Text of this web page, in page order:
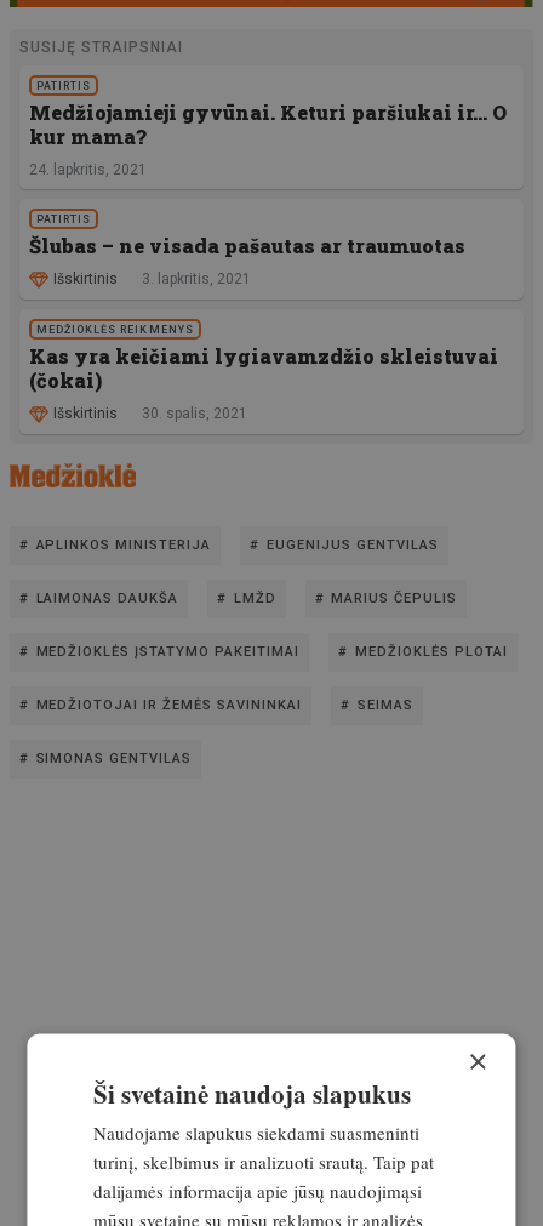
SUSIJĘ STRAIPSNIAI
PATIRTIS
Medžiojamieji gyvūnai. Keturi paršiukai ir… O
kur mama?
24. lapkritis, 2021
PATIRTIS
Šlubas – ne visada pašautas ar traumuotas
Išskirtinis 3. lapkritis, 2021
MEDŽIOKLĖS REIKMENYS
Kas yra keičiami lygiavamzdžio skleistuvai
(čokai)
Išskirtinis 30. spalis, 2021
APLINKOS MINISTERIJA EUGENIJUS GENTVILAS
LAIMONAS DAUKŠA LMŽD MARIUS ČEPULIS
MEDŽIOKLĖS ĮSTATYMO PAKEITIMAI MEDŽIOKLĖS PLOTAI
MEDŽIOTOJAI IR ŽEMĖS SAVININKAI SEIMAS
SIMONAS GENTVILAS
×
Ši svetainė naudoja slapukus
Naudojame slapukus siekdami suasmeninti
turinį, skelbimus ir analizuoti srautą. Taip pat
dalijamės informacija apie jūsų naudojimąsi
mūsų svetaine su mūsų reklamos ir analizės